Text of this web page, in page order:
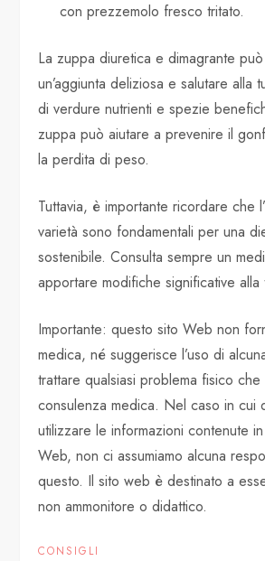
con prezzemolo fresco tritato.
La zuppa diuretica e dimagrante
un’aggiunta deliziosa e salutare alla
di verdure nutrienti e spezie
zuppa può aiutare a prevenire il
la perdita di peso.
Tuttavia, è importante ricordare che
varietà sono fondamentali per una
sostenibile. Consulta sempre un
apportare modifiche significative alla
Importante: questo sito Web non
medica, né suggerisce l’uso di
trattare qualsiasi problema fisico che
consulenza medica. Nel caso in cui
utilizzare le informazioni contenute
Web, non ci assumiamo alcuna
questo. Il sito web è destinato a
non ammonitore o didattico.
CONSIGLI